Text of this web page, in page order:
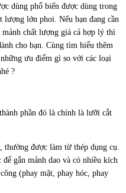
dùng phổ biến được dùng trong
lượng lớn phoi. Nếu bạn đang cần
chất lượng giá cả hợp lý thì
cho bạn. Cùng tìm hiểu thêm
ưu điểm gì so với các loại
?
phần đó là chính là lưỡi cắt
được làm từ thép dụng cụ.
gắn mảnh dao và có nhiều kích
(phay mặt, phay hóc, phay